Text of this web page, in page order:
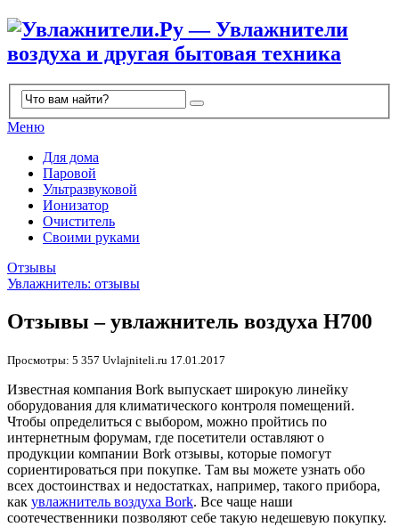
Меню
Для дома
Паровой
Ультразвуковой
Ионизатор
Очиститель
Своими руками
Отзывы
Увлажнитель: отзывы
Отзывы – увлажнитель воздуха H700
Просмотры: 5 357 Uvlajniteli.ru 17.01.2017
Известная компания Bork выпускает широкую линейку
оборудования для климатического контроля помещений.
Чтобы определиться с выбором, можно пройтись по
интернетным форумам, где посетители оставляют о
продукции компании Bork отзывы, которые помогут
сориентироваться при покупке. Там вы можете узнать обо
всех достоинствах и недостатках, например, такого прибора,
как увлажнитель воздуха Bork. Все чаще наши
соотечественники позволяют себе такую недешевую покупку.